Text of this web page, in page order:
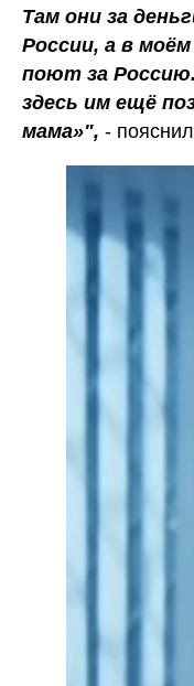
Там они за
России, а в
поют за
здесь им ещё
мама»", -